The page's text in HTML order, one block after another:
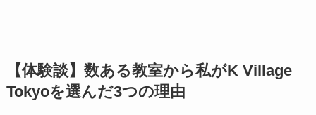
【体験談】数ある教室から私がK Village
Tokyoを選んだ3つの理由